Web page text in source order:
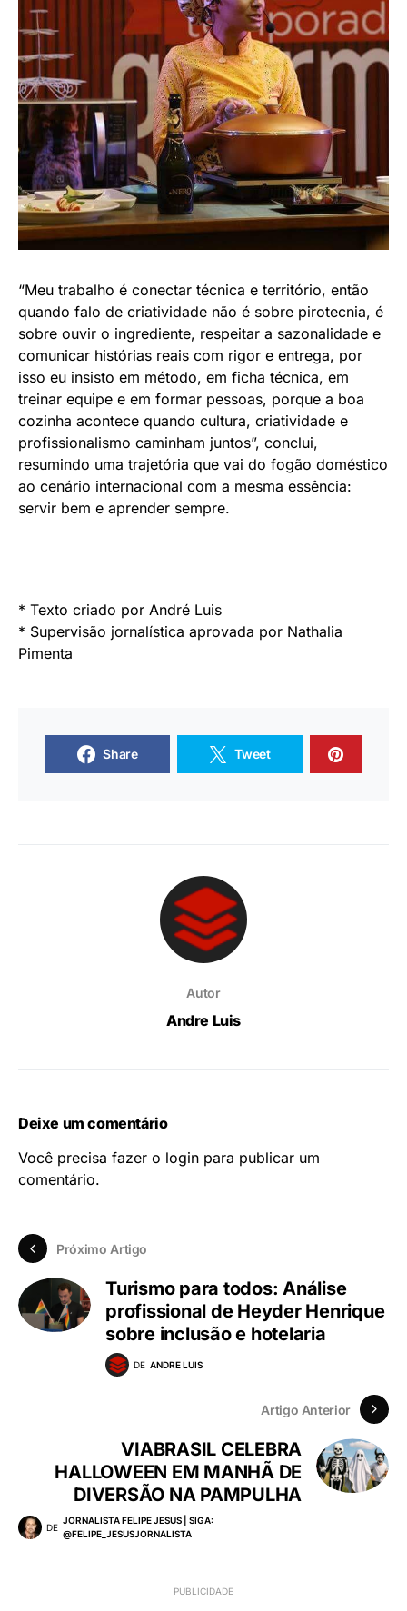
“Meu trabalho é conectar técnica e território, então
quando falo de criatividade não é sobre pirotecnia, é
sobre ouvir o ingrediente, respeitar a sazonalidade e
comunicar histórias reais com rigor e entrega, por
isso eu insisto em método, em ficha técnica, em
treinar equipe e em formar pessoas, porque a boa
cozinha acontece quando cultura, criatividade e
profissionalismo caminham juntos”, conclui,
resumindo uma trajetória que vai do fogão doméstico
ao cenário internacional com a mesma essência:
servir bem e aprender sempre.
* Texto criado por André Luis
* Supervisão jornalística aprovada por Nathalia
Pimenta
Share Tweet
Autor
Andre Luis
Deixe um comentário
Você precisa fazer o login para publicar um
comentário.
Próximo Artigo
Turismo para todos: Análise
profissional de Heyder Henrique
sobre inclusão e hotelaria
DE ANDRE LUIS
Artigo Anterior
VIABRASIL CELEBRA
HALLOWEEN EM MANHÃ DE
DIVERSÃO NA PAMPULHA
DE
JORNALISTA FELIPE JESUS | SIGA:
@FELIPE_JESUSJORNALISTA